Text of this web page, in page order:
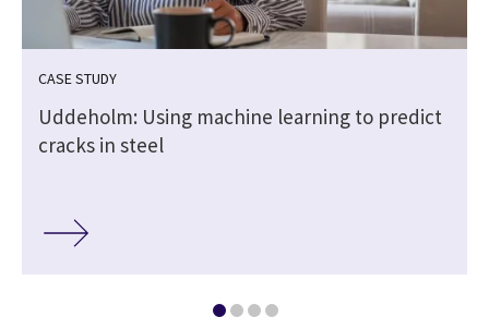
CASE STUDY
Uddeholm: Using machine learning to predict
cracks in steel